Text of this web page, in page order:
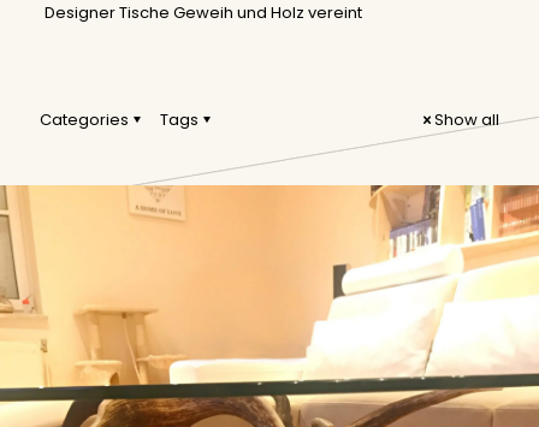
Designer Tische Geweih und Holz vereint
Categories Tags Show all